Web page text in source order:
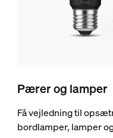
Pærer og lamper
Få vejledning til
bordlamper, lamper